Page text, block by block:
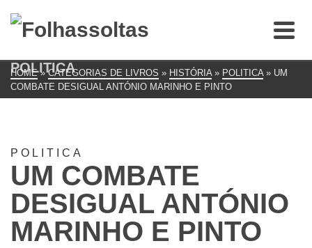
POLITICA
HOME » CATEGORIAS DE LIVROS » HISTÓRIA » POLITICA » UM
COMBATE DESIGUAL ANTÓNIO MARINHO E PINTO
POLITICA
UM COMBATE
DESIGUAL ANTÓNIO
MARINHO E PINTO